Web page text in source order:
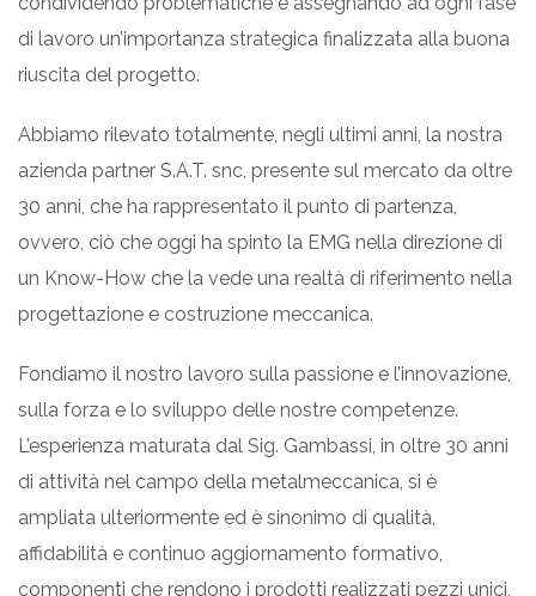
di lavoro un’importanza strategica finalizzata alla buona
riuscita del progetto.
Abbiamo rilevato totalmente, negli ultimi anni, la nostra
azienda partner S.A.T. snc, presente sul mercato da oltre
30 anni, che ha rappresentato il punto di partenza,
ovvero, ciò che oggi ha spinto la EMG nella direzione di
un Know-How che la vede una realtà di riferimento nella
progettazione e costruzione meccanica.
Fondiamo il nostro lavoro sulla passione e l’innovazione,
sulla forza e lo sviluppo delle nostre competenze.
L’esperienza maturata dal Sig. Gambassi, in oltre 30 anni
di attività nel campo della metalmeccanica, si è
ampliata ulteriormente ed è sinonimo di qualità,
affidabilità e continuo aggiornamento formativo,
componenti che rendono i prodotti realizzati pezzi unici,